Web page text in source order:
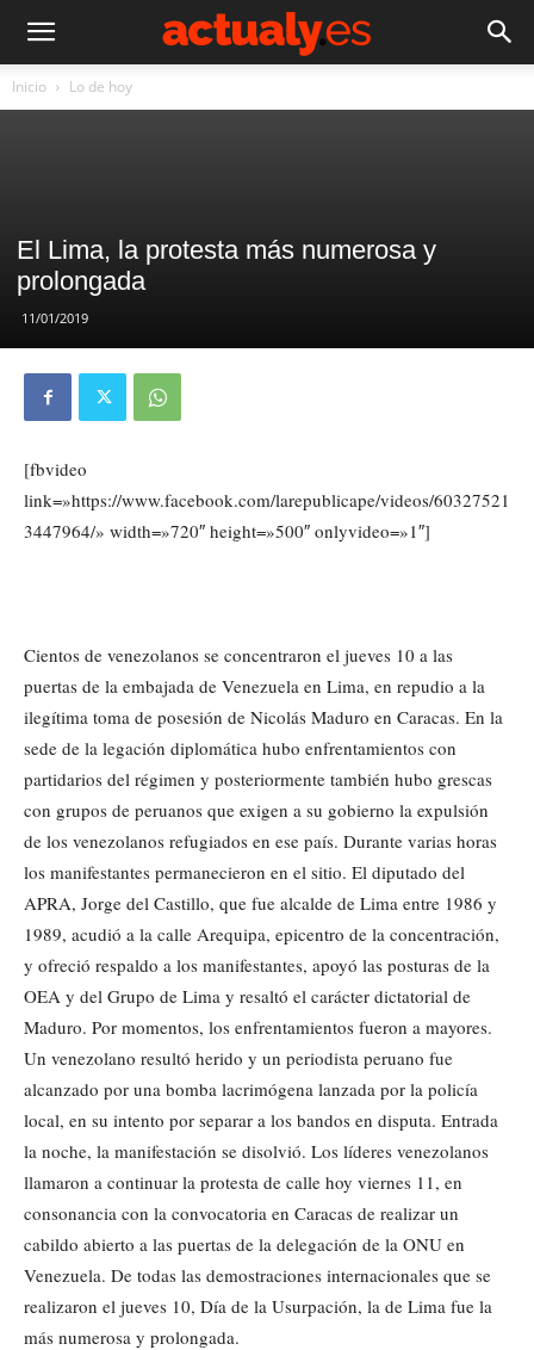
Inicio Lo de hoy
El Lima, la protesta más numerosa y
prolongada
11/01/2019
[fbvideo
link=»https://www.facebook.com/larepublicape/videos/60327521
3447964/» width=»720″ height=»500″ onlyvideo=»1″]
Cientos de venezolanos se concentraron el jueves 10 a las
puertas de la embajada de Venezuela en Lima, en repudio a la
ilegítima toma de posesión de Nicolás Maduro en Caracas. En la
sede de la legación diplomática hubo enfrentamientos con
partidarios del régimen y posteriormente también hubo grescas
con grupos de peruanos que exigen a su gobierno la expulsión
de los venezolanos refugiados en ese país. Durante varias horas
los manifestantes permanecieron en el sitio. El diputado del
APRA, Jorge del Castillo, que fue alcalde de Lima entre 1986 y
1989, acudió a la calle Arequipa, epicentro de la concentración,
y ofreció respaldo a los manifestantes, apoyó las posturas de la
OEA y del Grupo de Lima y resaltó el carácter dictatorial de
Maduro. Por momentos, los enfrentamientos fueron a mayores.
Un venezolano resultó herido y un periodista peruano fue
alcanzado por una bomba lacrimógena lanzada por la policía
local, en su intento por separar a los bandos en disputa. Entrada
la noche, la manifestación se disolvió. Los líderes venezolanos
llamaron a continuar la protesta de calle hoy viernes 11, en
consonancia con la convocatoria en Caracas de realizar un
cabildo abierto a las puertas de la delegación de la ONU en
Venezuela. De todas las demostraciones internacionales que se
realizaron el jueves 10, Día de la Usurpación, la de Lima fue la
más numerosa y prolongada.